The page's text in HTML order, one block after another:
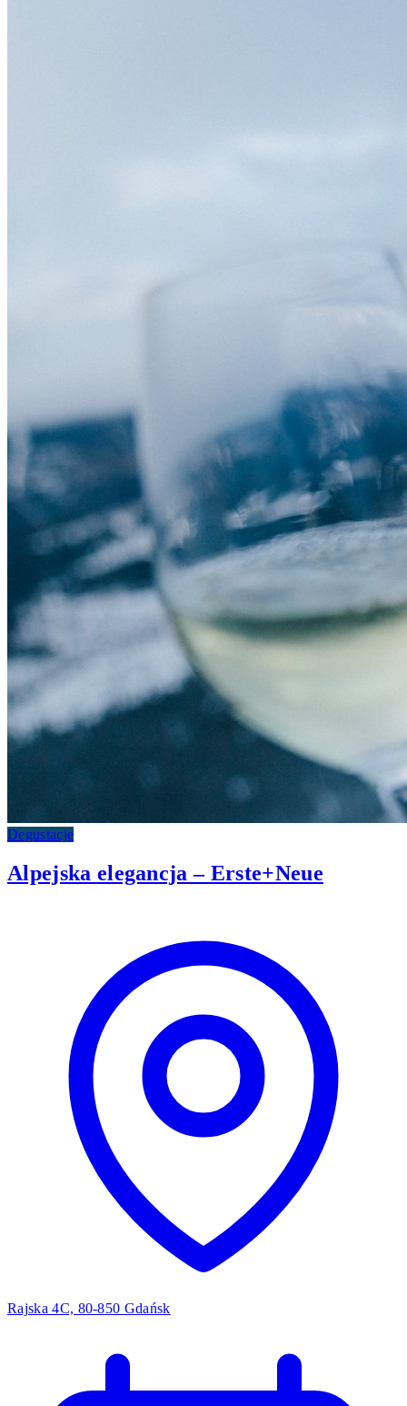
Degustacje
Alpejska elegancja – Erste+Neue
Rajska 4C, 80-850 Gdańsk